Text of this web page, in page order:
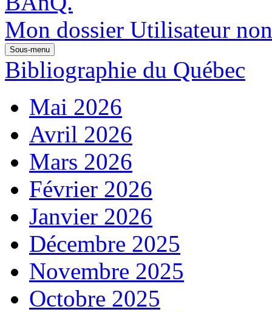
Mon dossier Utilisateur
Sous-menu
Bibliographie du Québec
Mai 2026
Avril 2026
Mars 2026
Février 2026
Janvier 2026
Décembre 2025
Novembre 2025
Octobre 2025